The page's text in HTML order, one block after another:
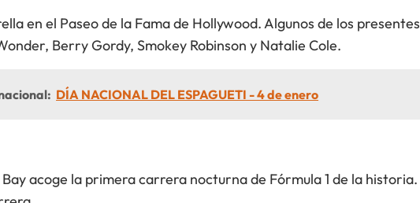
en el Paseo de la Fama de Hollywood. Algunos de los presentes
Berry Gordy, Smokey Robinson y Natalie Cole.
DÍA NACIONAL DEL ESPAGUETI - 4 de enero
acoge la primera carrera nocturna de Fórmula 1 de la historia.